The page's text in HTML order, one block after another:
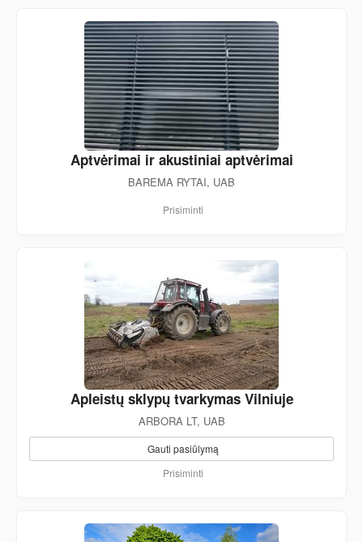
Aptvėrimai ir akustiniai aptvėrimai
BAREMA RYTAI, UAB
Prisiminti
Apleistų sklypų tvarkymas Vilniuje
ARBORA LT, UAB
Gauti pasiūlymą
Prisiminti